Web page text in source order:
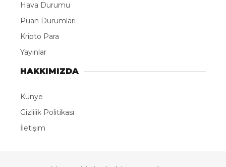
Hava Durumu
Puan Durumları
Kripto Para
Yayınlar
HAKKIMIZDA
Künye
Gizlilik Politikası
İletişim